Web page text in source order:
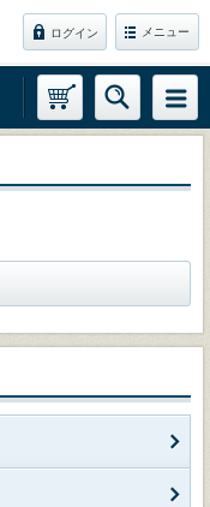
ログイン メニュー